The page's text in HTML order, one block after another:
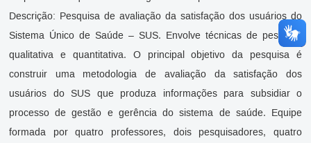
Descrição: Pesquisa de avaliação da satisfação dos usuários do
Sistema Único de Saúde – SUS. Envolve técnicas de pesquisa
qualitativa e quantitativa. O principal objetivo da pesquisa é
construir uma metodologia de avaliação da satisfação dos
usuários do SUS que produza informações para subsidiar o
processo de gestão e gerência do sistema de saúde. Equipe
formada por quatro professores, dois pesquisadores, quatro